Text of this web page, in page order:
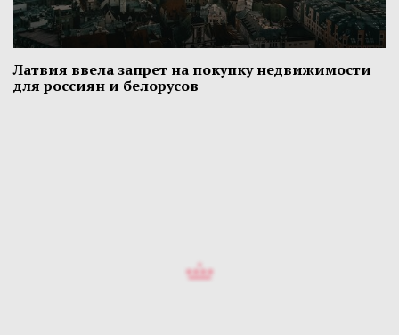
Латвия ввела запрет на покупку недвижимости
для россиян и белорусов